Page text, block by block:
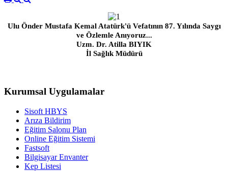
Ulu Önder Mustafa Kemal Atatürk'ü Vefatının 87. Yılında Saygı
ve Özlemle Anıyoruz...
Uzm. Dr. Atilla BIYIK
İl Sağlık Müdürü
Kurumsal Uygulamalar
Sisoft HBYS
Arıza Bildirim
Eğitim Salonu Plan
Online Eğitim Sistemi
Fastsoft
Bilgisayar Envanter
Kep Listesi